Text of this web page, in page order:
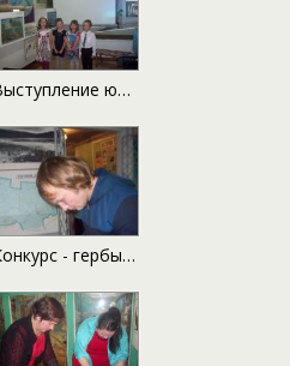
Выступление юных артистов
Конкурс - гербы районов на карте округа